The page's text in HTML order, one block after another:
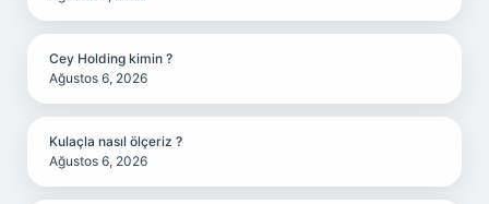
Cey Holding kimin ?
Ağustos 6, 2026
Kulaçla nasıl ölçeriz ?
Ağustos 6, 2026